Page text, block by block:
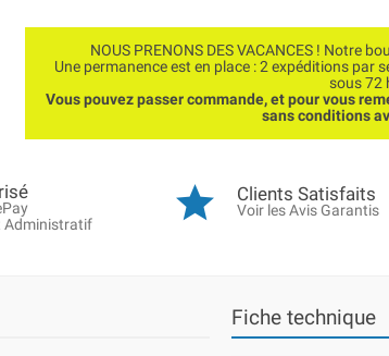
NOUS PRENONS DES VACANCES ! Notre
Une permanence est en place : 2 expéditions par
sous 72
Vous pouvez passer commande, et pour vous
sans conditions
Administratif
Clients Satisfaits
Voir les Avis Garantis
Fiche technique